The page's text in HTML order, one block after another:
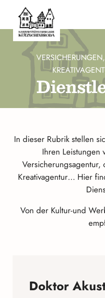
In dieser Rubrik stellen
Ihren Leistungen
Kreativagentur… Hier
Von der Kultur-und
Doktor